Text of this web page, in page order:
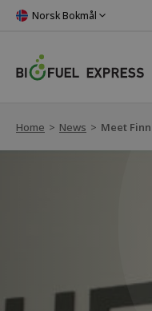
Norsk Bokmål
Home > News >